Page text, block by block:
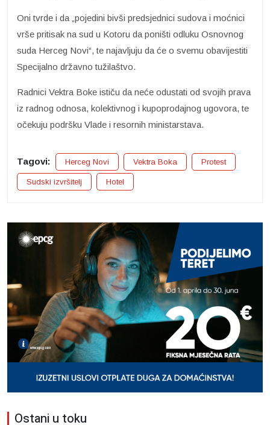
Oni tvrde i da „pojedini bivši predsjednici sudova i moćnici
vrše pritisak na sud u Kotoru da poništi odluku Osnovnog
suda Herceg Novi“, te najavljuju da će o svemu obavijestiti
Specijalno državno tužilaštvo.
Radnici Vektra Boke ističu da neće odustati od svojih prava
iz radnog odnosa, kolektivnog i kupoprodajnog ugovora, te
očekuju podršku Vlade i resornih ministarstava.
Tagovi: Herceg Novi Vektra Boka Protest
Sudski izvršitelj Hotel
Ostani u toku